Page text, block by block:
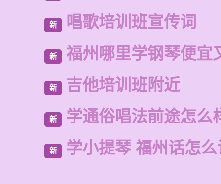
新 唱歌培训班宣传词
新 福州哪里学钢琴便宜
新 吉他培训班附近
新 学通俗唱法前途怎么
新 学小提琴 福州话怎